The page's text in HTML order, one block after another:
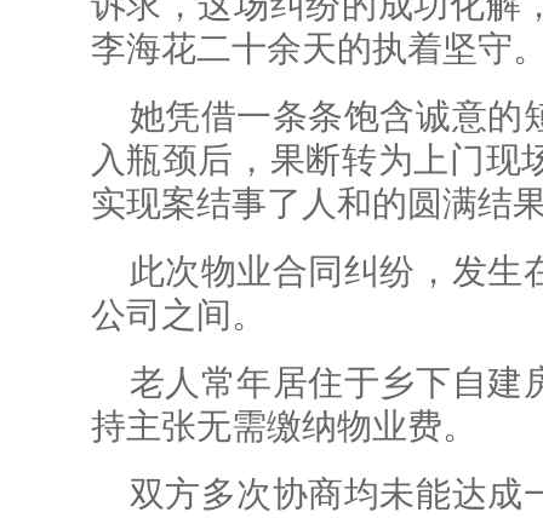
李海花二十余天的执着坚守
她凭借一条条饱含诚意的
入瓶颈后，果断转为上门现
实现案结事了人和的圆满结
此次物业合同纠纷，发生
公司之间。
老人常年居住于乡下自建
持主张无需缴纳物业费。
双方多次协商均未能达成